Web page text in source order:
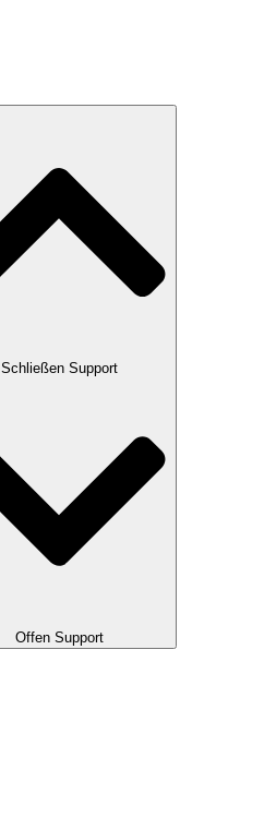
Schließen Support
Offen Support